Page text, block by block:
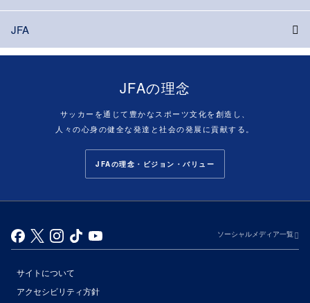
JFA
JFAの理念
サッカーを通じて豊かなスポーツ文化を創造し、
人々の心身の健全な発達と社会の発展に貢献する。
JFAの理念・ビジョン・バリュー
ソーシャルメディア一覧
サイトについて
アクセシビリティ方針